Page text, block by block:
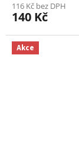
116 Kč bez DPH
140 Kč
Akce